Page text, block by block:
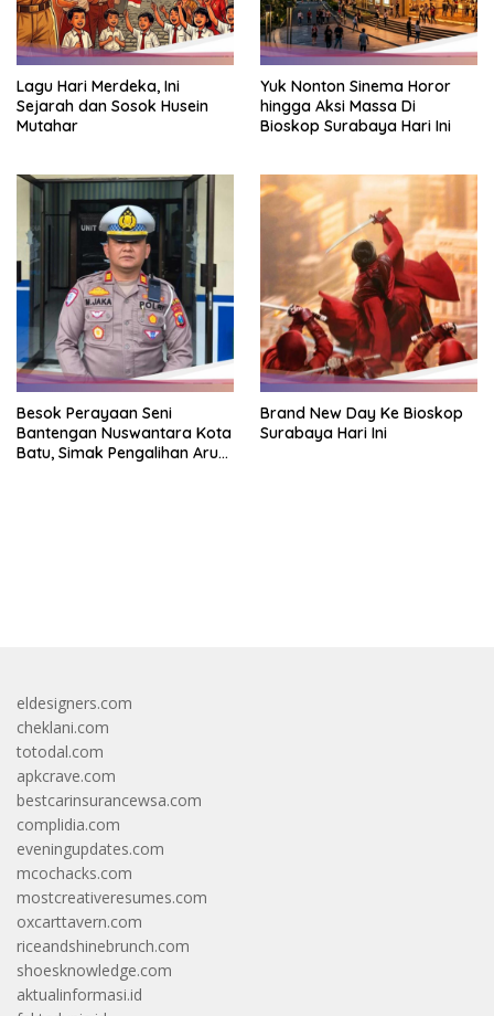
Lagu Hari Merdeka, Ini
Sejarah dan Sosok Husein
Mutahar
Yuk Nonton Sinema Horor
hingga Aksi Massa Di
Bioskop Surabaya Hari Ini
Besok Perayaan Seni
Bantengan Nuswantara Kota
Batu, Simak Pengalihan Arus
Brand New Day Ke Bioskop
Surabaya Hari Ini
eldesigners.com
cheklani.com
totodal.com
apkcrave.com
bestcarinsurancewsa.com
complidia.com
eveningupdates.com
mcochacks.com
mostcreativeresumes.com
oxcarttavern.com
riceandshinebrunch.com
shoesknowledge.com
aktualinformasi.id